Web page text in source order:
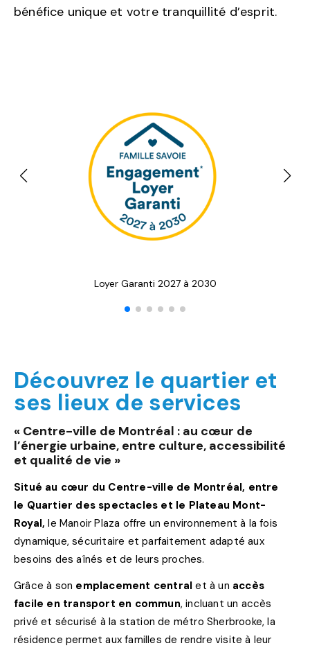
bénéfice unique et votre tranquillité d’esprit.
Loyer Garanti 2027 à 2030
Découvrez le quartier et
ses lieux de services
« Centre-ville de Montréal : au cœur de
l’énergie urbaine, entre culture, accessibilité
et qualité de vie »
Situé au cœur du Centre-ville de Montréal, entre
le Quartier des spectacles et le Plateau Mont-
Royal, le Manoir Plaza offre un environnement à la fois
dynamique, sécuritaire et parfaitement adapté aux
besoins des aînés et de leurs proches.
Grâce à son emplacement central et à un accès
facile en transport en commun, incluant un accès
privé et sécurisé à la station de métro Sherbrooke, la
résidence permet aux familles de rendre visite à leur